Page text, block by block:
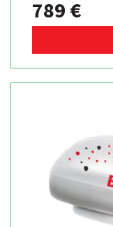
789 €